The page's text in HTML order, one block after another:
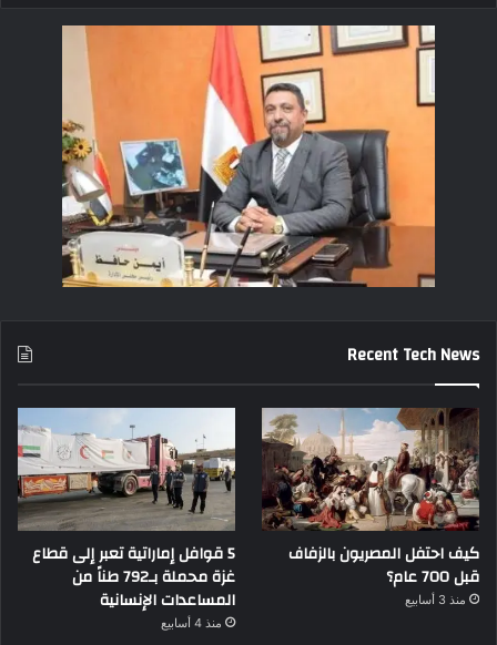
Recent Tech News
كيف احتفل المصريون بالزفاف
قبل 700 عام؟
منذ 3 أسابيع
5 قوافل إماراتية تعبر إلى قطاع
غزة محملة بـ792 طناً من
المساعدات الإنسانية
منذ 4 أسابيع